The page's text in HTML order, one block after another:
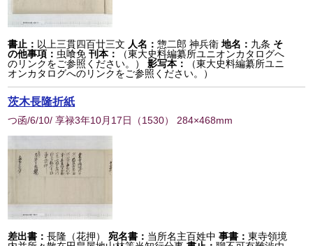
書止： 以上三貫四百廿三文 人名：惣二郎 神兵衛 地名： 九条 そ
の他事項： 虫喰免 刊本：
（東大史料編纂所ユニオンカタログへ
のリンクをご参照ください。）
影写本：
（東大史料編纂所ユニ
オンカタログへのリンクをご参照ください。）
茨木長隆折紙
つ函/6/10/ 享禄3年10月17日 （1530） 284×468mm
差出書：長隆（花押） 宛名書： 当所名主百姓中 事書：東寺領境